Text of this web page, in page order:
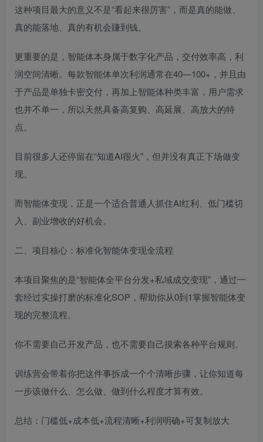
这种项目最大的意义不是“看起来很厉害”，而是真的能做、
真的能落地、真的有机会賺到钱。
更重要的是，智能体本身属于数字化产品，交付效率高，利
润空间清晰。每款智能体单次利润通常在40—100+，并且由
于产品是单独卡密交付，再加上智能体种类丰富，用户需求
也并不单一，所以天然具备高复购、高延展、高放大的特
点。
目前很多人还停留在“知道AI很火”，但并没有真正下场做变
现。
而智能体变现，正是一个适合普通人抓住AI红利、低门槛切
入、副业增收的好机会。
二、项目核心：标准化智能体变现全流程
本项目聚焦的是“智能体全平台分发+私域成交变现”，通过一
套经过实操打磨的标准化SOP，帮助你从0到1掌握智能体变
现的完整流程。
你不需要自己开发产品，也不需要自己摸索各种平台规则。
训练营会带着你把这件事拆成一个个清晰步骤，让你知道每
一步该做什么、怎么做、做到什么程度才算有效。
总结：门槛低+成本低+流程清晰+利润明确+可复制放大